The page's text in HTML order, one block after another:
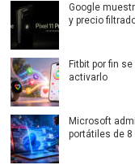
Google
y precio
Fitbit por fin
activarlo
Microsoft
portátiles de 8